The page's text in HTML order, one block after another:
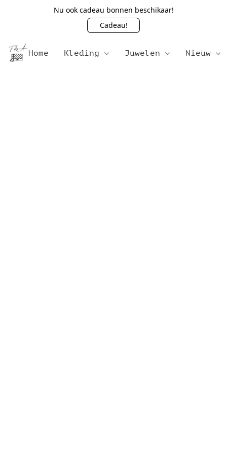
Nu ook cadeau bonnen beschikaar!
Cadeau!
Home Kleding Juwelen Nieuw